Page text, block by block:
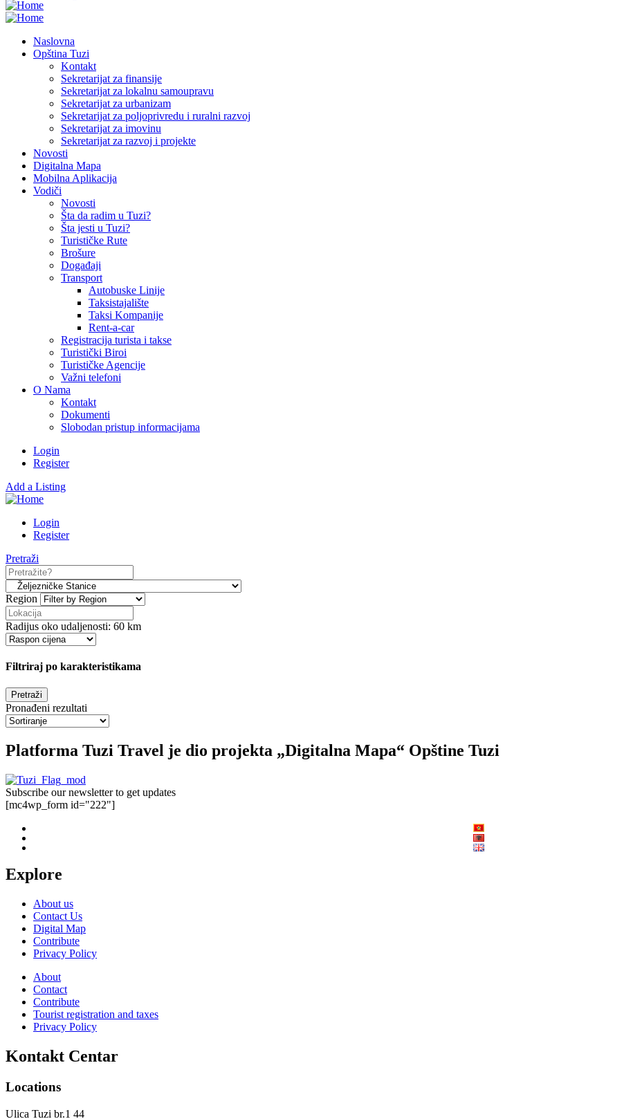
Naslovna
Opština Tuzi
Kontakt
Sekretarijat za finansije
Sekretarijat za lokalnu samoupravu
Sekretarijat za urbanizam
Sekretarijat za poljoprivredu i ruralni razvoj
Sekretarijat za imovinu
Sekretarijat za razvoj i projekte
Novosti
Digitalna Mapa
Mobilna Aplikacija
Vodiči
Novosti
Šta da radim u Tuzi?
Šta jesti u Tuzi?
Turističke Rute
Brošure
Događaji
Transport
Autobuske Linije
Taksistajalište
Taksi Kompanije
Rent-a-car
Registracija turista i takse
Turistički Biroi
Turističke Agencije
Važni telefoni
O Nama
Kontakt
Dokumenti
Slobodan pristup informacijama
Login
Register
Add a Listing
Login
Register
Pretraži
Region
Radijus oko udaljenosti: 60 km
Filtriraj po karakteristikama
Pronađeni rezultati
Platforma Tuzi Travel je dio projekta „Digitalna Mapa“ Opštine Tuzi
Subscribe our newsletter to get updates
[mc4wp_form id="222"]
Explore
About us
Contact Us
Digital Map
Contribute
Privacy Policy
About
Contact
Contribute
Tourist registration and taxes
Privacy Policy
Kontakt Centar
Locations
Ulica Tuzi br.1 44